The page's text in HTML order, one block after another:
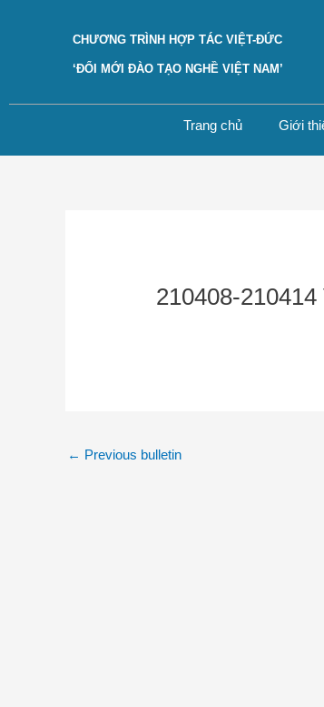
CHƯƠNG TRÌNH HỢP TÁC VIỆT-ĐỨC
‘ĐỔI MỚI ĐÀO TẠO NGHỀ VIỆT NAM’
Trang chủ Giới
210408-
← Previous bulletin